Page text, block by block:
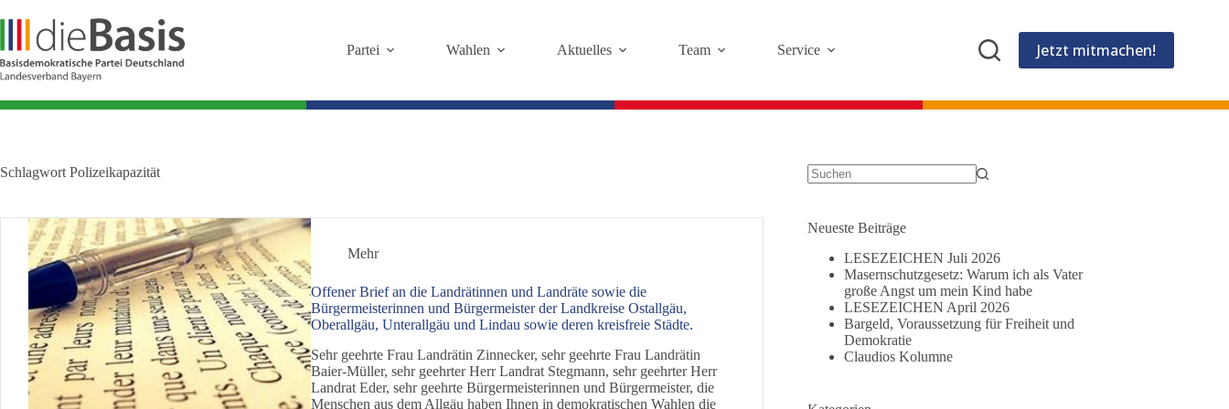
Inhalt
springen
Partei Wahlen Aktuelles Team Service Jetzt mitmachen!
Schlagwort Polizeikapazität
Mehr
Offener Brief an die Landrätinnen und Landräte sowie die
Bürgermeisterinnen und Bürgermeister der Landkreise Ostallgäu,
Oberallgäu, Unterallgäu und Lindau sowie deren kreisfreie Städte.
Sehr geehrte Frau Landrätin Zinnecker, sehr geehrte Frau Landrätin
Baier-Müller, sehr geehrter Herr Landrat Stegmann, sehr geehrter Herr
Landrat Eder, sehr geehrte Bürgermeisterinnen und Bürgermeister, die
Menschen aus dem Allgäu haben Ihnen in demokratischen Wahlen die
Neueste Beiträge
LESEZEICHEN Juli 2026
Masernschutzgesetz: Warum ich als Vater
große Angst um mein Kind habe
LESEZEICHEN April 2026
Bargeld, Voraussetzung für Freiheit und
Demokratie
Claudios Kolumne